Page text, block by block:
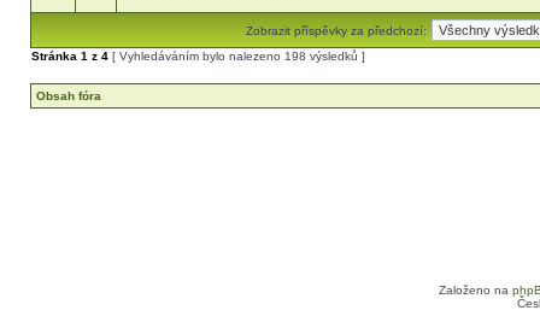
Zobrazit příspěvky za předchozí:
Stránka 1 z 4 [ Vyhledáváním bylo nalezeno 198 výsledků ]
Obsah fóra
Založeno na